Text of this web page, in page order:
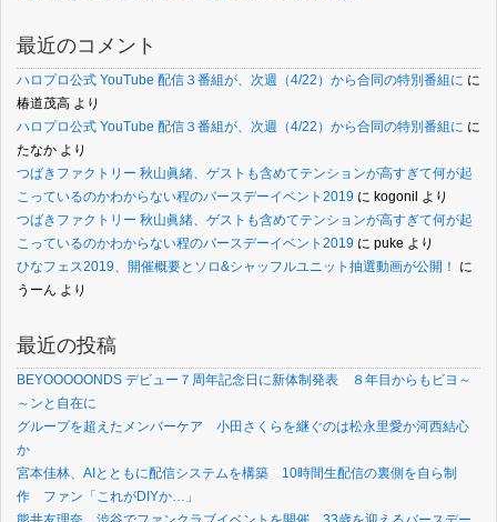
最近のコメント
ハロプロ公式 YouTube 配信３番組が、次週（4/22）から合同の特別番組に に
椿道茂高 より
ハロプロ公式 YouTube 配信３番組が、次週（4/22）から合同の特別番組に に
たなか より
つばきファクトリー 秋山眞緒、ゲストも含めてテンションが高すぎて何が起
こっているのかわからない程のバースデーイベント2019 に kogonil より
つばきファクトリー 秋山眞緒、ゲストも含めてテンションが高すぎて何が起
こっているのかわからない程のバースデーイベント2019 に puke より
ひなフェス2019、開催概要とソロ&シャッフルユニット抽選動画が公開！
に
うーん より
最近の投稿
BEYOOOOONDS デビュー７周年記念日に新体制発表 ８年目からもビヨ～
～ンと自在に
グループを超えたメンバーケア 小田さくらを継ぐのは松永里愛か河西結心
か
宮本佳林、AIとともに配信システムを構築 10時間生配信の裏側を自ら制
作 ファン「これがDIYか…」